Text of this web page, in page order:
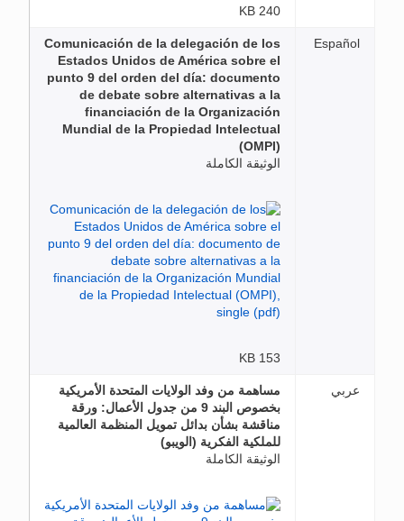
240 KB
Español
Comunicación de la delegación de los
Estados Unidos de América sobre el
punto 9 del orden del día: documento
de debate sobre alternativas a la
financiación de la Organización
Mundial de la Propiedad Intelectual
(OMPI)
الوثيقة الكاملة
153 KB
عربي
مساهمة من وفد الولايات المتحدة الأمريكية
بخصوص البند 9 من جدول الأعمال: ورقة
مناقشة بشأن بدائل تمويل المنظمة العالمية
للملكية الفكرية (الويبو)
الوثيقة الكاملة